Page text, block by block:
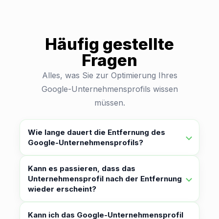
Häufig gestellte
Fragen
Alles, was Sie zur Optimierung Ihres
Google-Unternehmensprofils wissen
müssen.
Wie lange dauert die Entfernung des
Google-Unternehmensprofils?
Kann es passieren, dass das
Unternehmensprofil nach der Entfernung
wieder erscheint?
Kann ich das Google-Unternehmensprofil